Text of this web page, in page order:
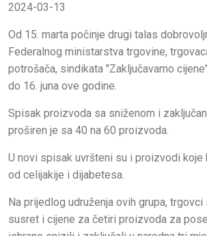
2024-03-13
Od 15. marta počinje drugi talas
Federalnog ministarstva trgovine,
potrošača, sindikata "Zaključavamo
do 16. juna ove godine.
Spisak proizvoda sa sniženom i
proširen je sa 40 na 60 proizvoda.
U novi spisak uvršteni su i proizvodi
od celijakije i dijabetesa.
Na prijedlog udruženja ovih grupa, trgovci
susret i cijene za četiri proizvoda za